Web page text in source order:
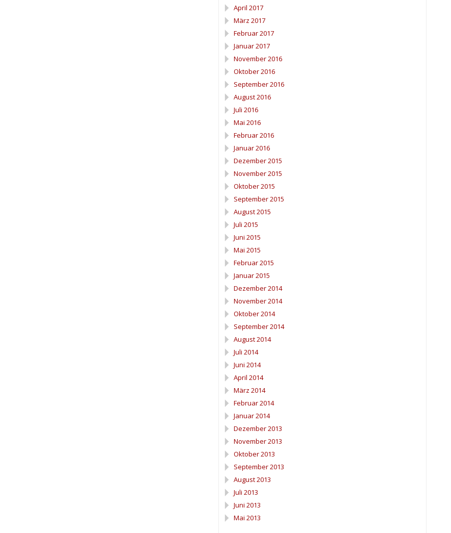
April 2017
März 2017
Februar 2017
Januar 2017
November 2016
Oktober 2016
September 2016
August 2016
Juli 2016
Mai 2016
Februar 2016
Januar 2016
Dezember 2015
November 2015
Oktober 2015
September 2015
August 2015
Juli 2015
Juni 2015
Mai 2015
Februar 2015
Januar 2015
Dezember 2014
November 2014
Oktober 2014
September 2014
August 2014
Juli 2014
Juni 2014
April 2014
März 2014
Februar 2014
Januar 2014
Dezember 2013
November 2013
Oktober 2013
September 2013
August 2013
Juli 2013
Juni 2013
Mai 2013